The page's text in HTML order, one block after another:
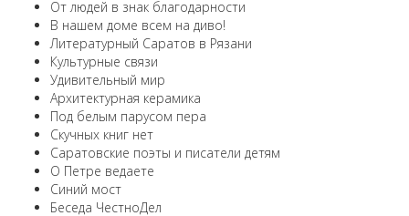
От людей в знак благодарности
В нашем доме всем на диво!
Литературный Саратов в Рязани
Культурные связи
Удивительный мир
Архитектурная керамика
Под белым парусом пера
Скучных книг нет
Саратовские поэты и писатели детям
О Петре ведаете
Синий мост
Беседа ЧестноДел